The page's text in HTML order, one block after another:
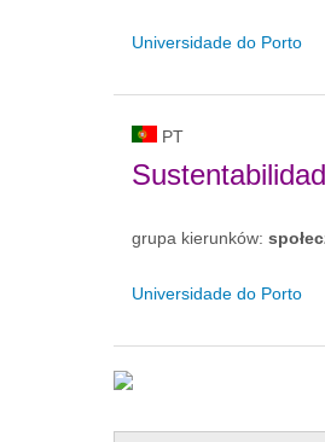
Universidade do Porto
PT
grupa kierunków:
Universidade do Porto